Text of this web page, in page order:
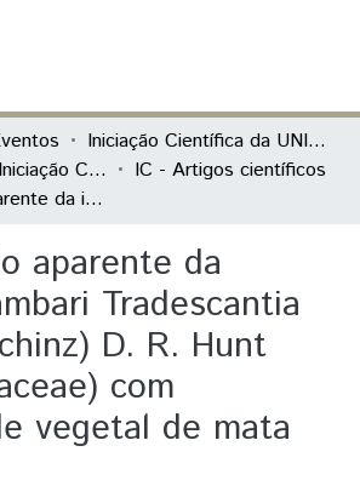
Iniciação Científica da UNILA (IC)
VI Encontro de Iniciação Científica e II Encontro de Iniciação ao Desenvolvimento Tecnológico e Inovação
IC - Artigos científicos
Competição aparente da invasora lambari Tradescantia Zebrina (Schinz) D. R. Hunt (commelinaceae) com comunidade vegetal de mata atlântica
aparente da
Tradescantia
D. R. Hunt
com
vegetal de mata